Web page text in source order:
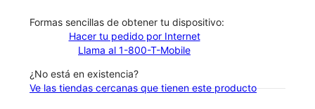
​​​​​​​Formas sencillas de obtener tu dispositivo:
Hacer tu pedido por Internet
Llama al 1-800-T-Mobile
¿No está en existencia?
Ve las tiendas cercanas que tienen este producto